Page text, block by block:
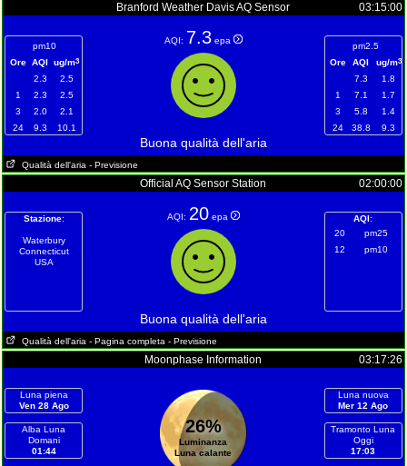
Branford Weather Davis AQ Sensor 03:15:00
pm10
Ore AQI ug/m3
2.3
2.5
1
2.3
2.5
3
2.0
2.1
24
9.3 10.1
AQI: 7.3 epa
pm2.5
Ore
AQI ug/m3
7.3
1.8
1
7.1
1.7
3
5.8
1.4
24
38.8 9.3
Buona qualità dell'aria
Qualità dell'aria - Previsione
Official AQ Sensor Station 02:00:00
Stazione:
Waterbury
Connecticut
USA
AQI: 20 epa AQI:
20
pm25
12
pm10
Buona qualità dell'aria
Qualità dell'aria - Pagina completa - Previsione
Moonphase Information 03:17:26
Luna piena
Ven 28 Ago
Alba Luna
Domani
01:44
26%
Luminanza
Luna calante
Luna nuova
Mer 12 Ago
Tramonto Luna
Oggi
17:03